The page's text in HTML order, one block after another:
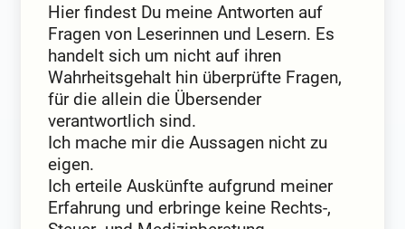
Hier findest Du meine Antworten auf
Fragen von Leserinnen und Lesern. Es
handelt sich um nicht auf ihren
Wahrheitsgehalt hin überprüfte Fragen,
für die allein die Übersender
verantwortlich sind.
Ich mache mir die Aussagen nicht zu
eigen.
Ich erteile Auskünfte aufgrund meiner
Erfahrung und erbringe keine Rechts-,